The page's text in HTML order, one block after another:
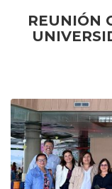
REUNIÓN